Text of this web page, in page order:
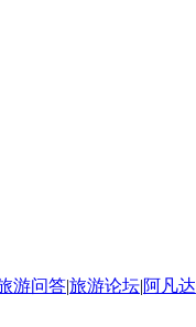
游问答|旅游论坛|阿凡达